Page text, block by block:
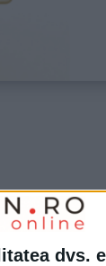
dvs.
Generală